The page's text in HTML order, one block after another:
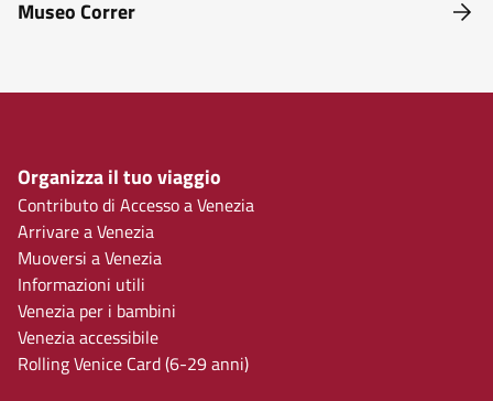
Museo Correr
Organizza il tuo viaggio
Contributo di Accesso a Venezia
Arrivare a Venezia
Muoversi a Venezia
Informazioni utili
Venezia per i bambini
Venezia accessibile
Rolling Venice Card (6-29 anni)